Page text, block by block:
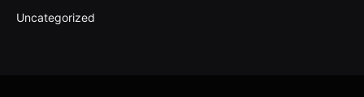
Uncategorized